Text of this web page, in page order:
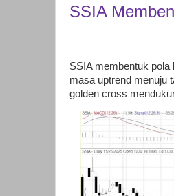
SSIA
SSIA membentuk pola
masa uptrend menuju
golden cross